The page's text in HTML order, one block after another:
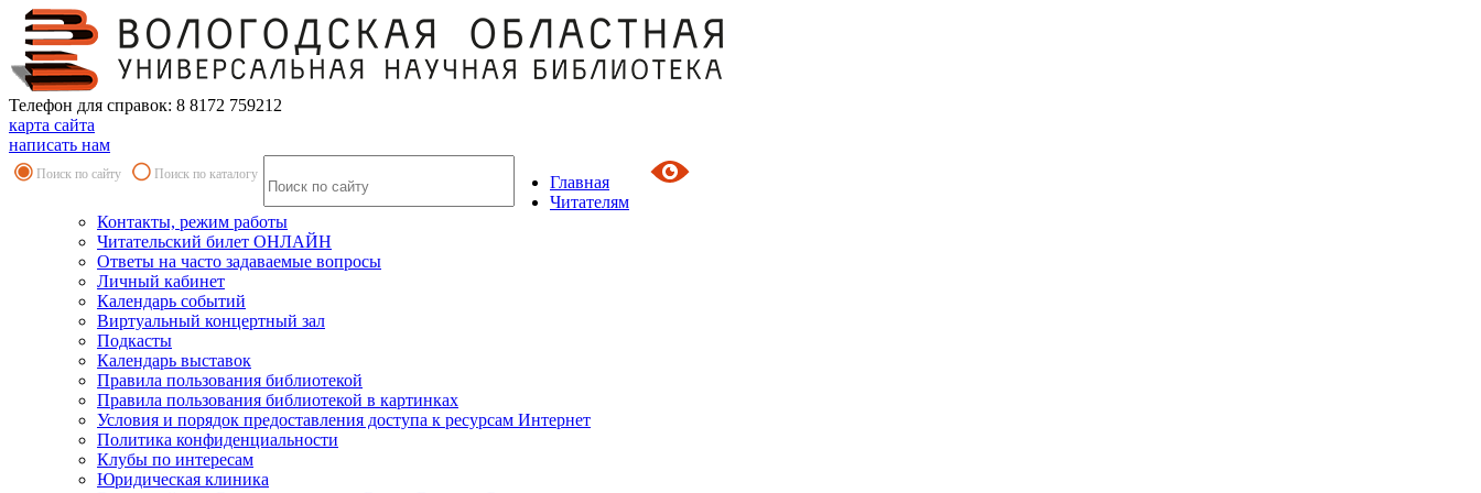
Телефон для справок: 8 8172 759212
карта сайта
написать нам
Поиск по сайту Поиск по каталогу
Главная
Читателям
Контакты, режим работы
Читательский билет ОНЛАЙН
Ответы на часто задаваемые вопросы
Личный кабинет
Календарь событий
Виртуальный концертный зал
Подкасты
Календарь выставок
Правила пользования библиотекой
Правила пользования библиотекой в картинках
Условия и порядок предоставления доступа к ресурсам Интернет
Политика конфиденциальности
Клубы по интересам
Юридическая клиника